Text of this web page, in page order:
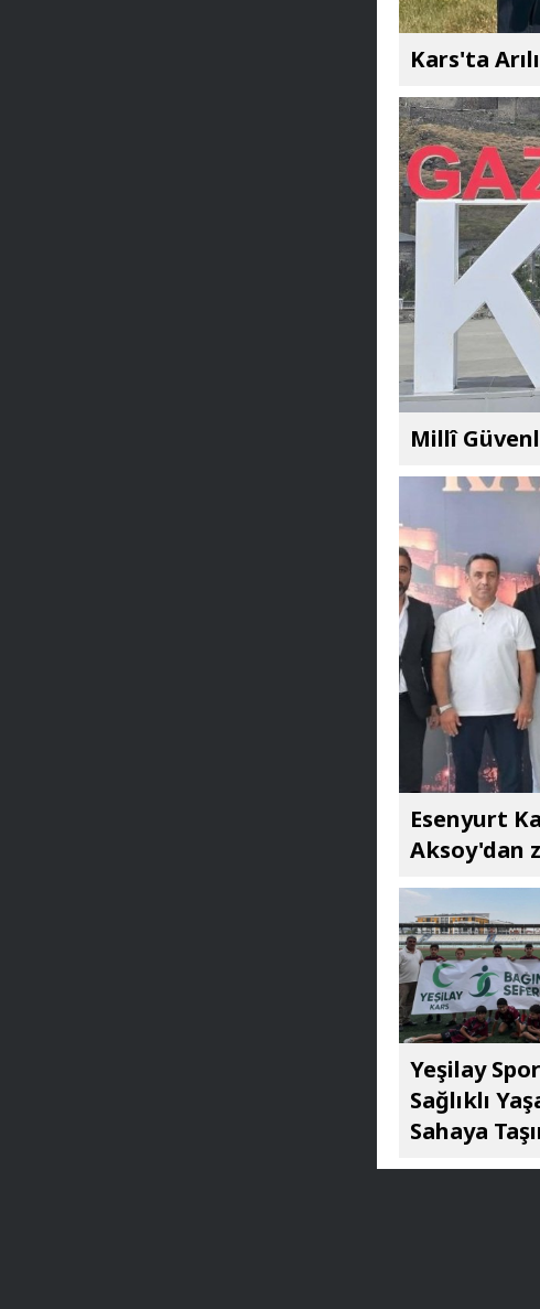
Kars'ta
Millî
Esenyurt
Aksoy'dan
Yeşilay
Sağlıklı
Sahaya